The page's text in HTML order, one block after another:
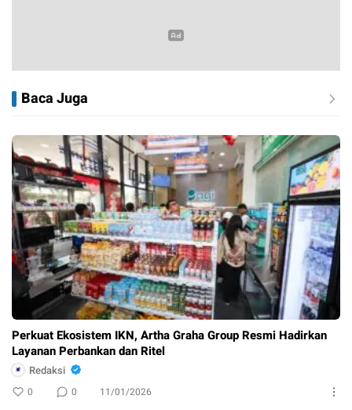
Baca Juga
Perkuat Ekosistem IKN, Artha Graha Group Resmi Hadirkan
Layanan Perbankan dan Ritel
Redaksi
0 0 11/01/2026